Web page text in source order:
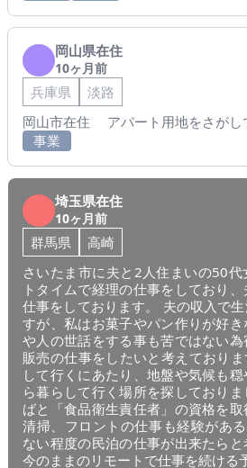
岡山県在住
10ヶ月前
兵庫県
淡路
岡山市在住 アパート用地をさがし
事業
埼玉県在住
10ヶ月前
群馬県
高崎
さいたま市に夫と2人住まいの50
トタイムで経理の仕事をしており
仕事をしております。 夫の収入で
すが、私はお菓子やパン作りが好
や人の世話をする事も苦ではない
販売の仕事をしたいと考えており
して行くにあたり、地盤や気候も
ら暮らして行く場所を探しており
ばと「食品衛生責任者」の資格を
清掃、フロントの仕事も経験があ
ない程度の民泊の仕事が出来たら
今のままのリモートで仕事を続ける